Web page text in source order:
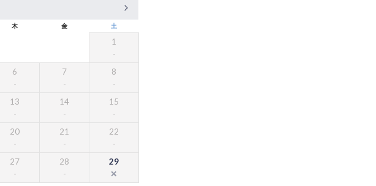
木 金 土
1
6 7 8
13 14 15
20 21 22
27 28 29